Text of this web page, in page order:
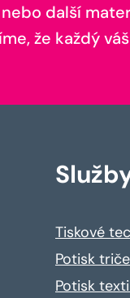
další
že každý
Tiskové
Potisk
Potisk